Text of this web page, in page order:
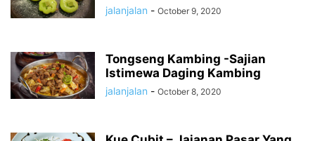
jalanjalan - October 9, 2020
Tongseng Kambing -Sajian
Istimewa Daging Kambing
jalanjalan - October 8, 2020